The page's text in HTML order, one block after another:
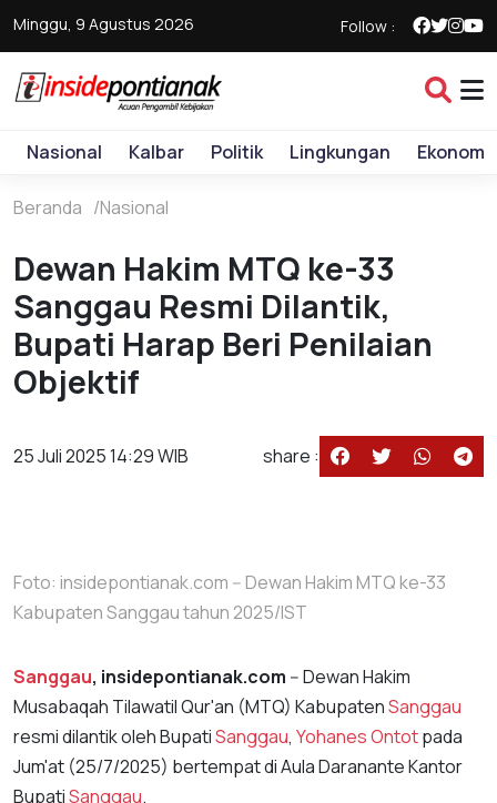
Minggu, 9 Agustus 2026 Follow :
Nasional Kalbar Politik Lingkungan Ekonomi
Beranda Nasional
Dewan Hakim MTQ ke-33
Sanggau Resmi Dilantik,
Bupati Harap Beri Penilaian
Objektif
25 Juli 2025 14:29 WIB share :
Foto: insidepontianak.com -- Dewan Hakim MTQ ke-33
Kabupaten Sanggau tahun 2025/IST
Sanggau, insidepontianak.com -- Dewan Hakim
Musabaqah Tilawatil Qur'an (MTQ) KabupatenSanggau
resmi dilantik oleh BupatiSanggau, Yohanes Ontotpada
Jum'at (25/7/2025) bertempat di Aula Daranante Kantor
BupatiSanggau.